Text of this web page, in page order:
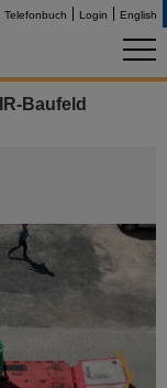
Telefonbuch Login English
Baufeld